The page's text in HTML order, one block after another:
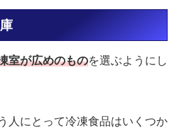
室が広めのものを選ぶようにし
人にとって冷凍食品はいくつか